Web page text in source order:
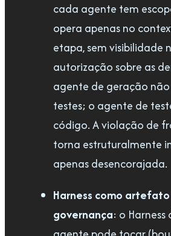
cada agente tem
opera apenas no
etapa, sem visibilidade
autorização sobre as
agente de geração
testes; o agente de
código. A violação de
torna estruturalmente
apenas desencorajada.
Harness como
governança: o